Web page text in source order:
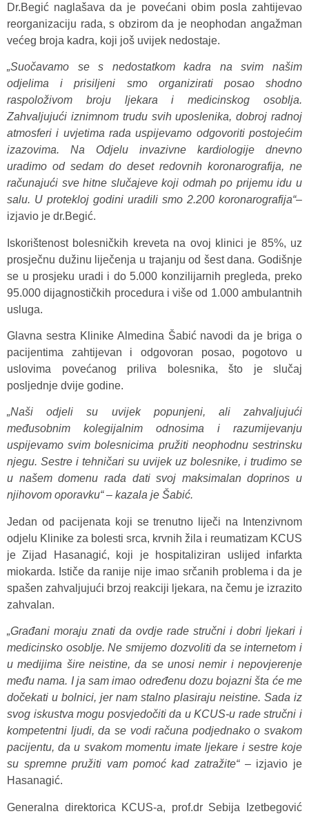
Dr.Begić naglašava da je povećani obim posla zahtijevao
reorganizaciju rada, s obzirom da je neophodan angažman
većeg broja kadra, koji još uvijek nedostaje.
„Suočavamo se s nedostatkom kadra na svim našim
odjelima i prisiljeni smo organizirati posao shodno
raspoloživom broju ljekara i medicinskog osoblja.
Zahvaljujući iznimnom trudu svih uposlenika, dobroj radnoj
atmosferi i uvjetima rada uspijevamo odgovoriti postojećim
izazovima. Na Odjelu invazivne kardiologije dnevno
uradimo od sedam do deset redovnih koronarografija, ne
računajući sve hitne slučajeve koji odmah po prijemu idu u
salu. U protekloj godini uradili smo 2.200 koronarografija“–
izjavio je dr.Begić.
Iskorištenost bolesničkih kreveta na ovoj klinici je 85%, uz
prosječnu dužinu liječenja u trajanju od šest dana. Godišnje
se u prosjeku uradi i do 5.000 konzilijarnih pregleda, preko
95.000 dijagnostičkih procedura i više od 1.000 ambulantnih
usluga.
Glavna sestra Klinike Almedina Šabić navodi da je briga o
pacijentima zahtijevan i odgovoran posao, pogotovo u
uslovima povećanog priliva bolesnika, što je slučaj
posljednje dvije godine.
„Naši odjeli su uvijek popunjeni, ali zahvaljujući
međusobnim kolegijalnim odnosima i razumijevanju
uspijevamo svim bolesnicima pružiti neophodnu sestrinsku
njegu. Sestre i tehničari su uvijek uz bolesnike, i trudimo se
u našem domenu rada dati svoj maksimalan doprinos u
njihovom oporavku“ – kazala je Šabić.
Jedan od pacijenata koji se trenutno liječi na Intenzivnom
odjelu Klinike za bolesti srca, krvnih žila i reumatizam KCUS
je Zijad Hasanagić, koji je hospitaliziran uslijed infarkta
miokarda. Ističe da ranije nije imao srčanih problema i da je
spašen zahvaljujući brzoj reakciji ljekara, na čemu je izrazito
zahvalan.
„Građani moraju znati da ovdje rade stručni i dobri ljekari i
medicinsko osoblje. Ne smijemo dozvoliti da se internetom i
u medijima šire neistine, da se unosi nemir i nepovjerenje
među nama. I ja sam imao određenu dozu bojazni šta će me
dočekati u bolnici, jer nam stalno plasiraju neistine. Sada iz
svog iskustva mogu posvjedočiti da u KCUS-u rade stručni i
kompetentni ljudi, da se vodi računa podjednako o svakom
pacijentu, da u svakom momentu imate ljekare i sestre koje
su spremne pružiti vam pomoć kad zatražite“– izjavio je
Hasanagić.
Generalna direktorica KCUS-a, prof.dr Sebija Izetbegović